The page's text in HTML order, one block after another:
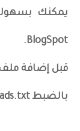
BlogSpot.
بالضبط ads.txt وكيف ستفيدنا.